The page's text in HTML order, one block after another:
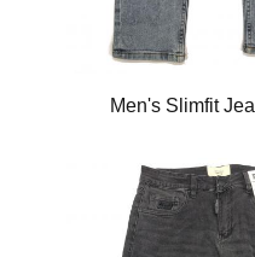
Men's Slimfit